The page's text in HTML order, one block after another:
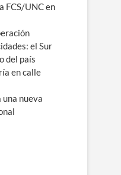
FCS/UNC en
el Sur
del país
en calle
nueva